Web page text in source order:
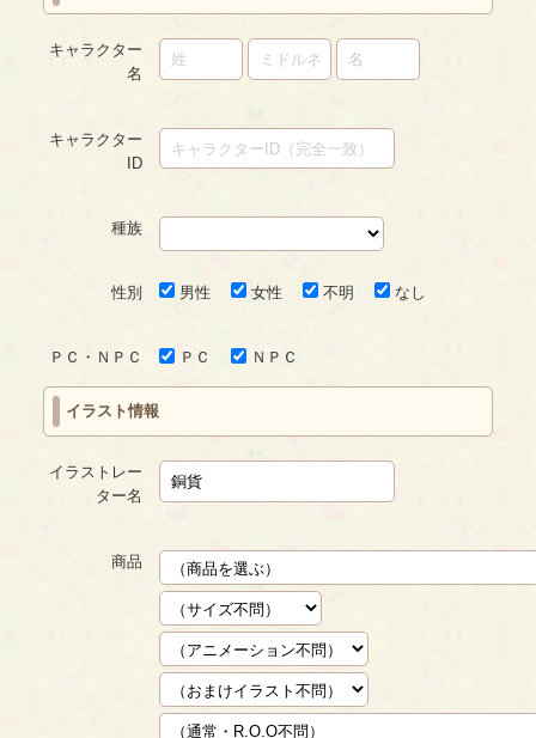
キャラクター
名
キャラクター
ID
種族
性別 男性 女性 不明 なし
ＰＣ・ＮＰＣ ＰＣ ＮＰＣ
イラスト情報
イラストレー
ター名
商品